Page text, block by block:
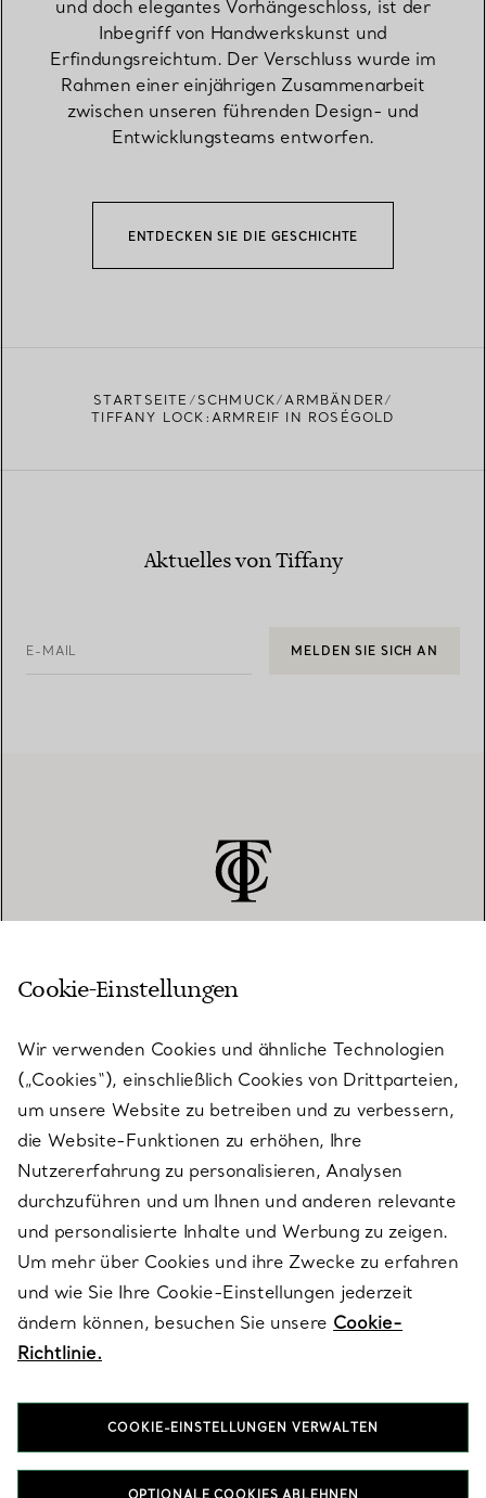
und doch elegantes Vorhängeschloss, ist der
Inbegriff von Handwerkskunst und
Erfindungsreichtum. Der Verschluss wurde im
Rahmen einer einjährigen Zusammenarbeit
zwischen unseren führenden Design- und
Entwicklungsteams entworfen.
ENTDECKEN SIE DIE GESCHICHTE
STARTSEITE SCHMUCK
ARMBÄNDER
TIFFANY LOCK:ARMREIF IN ROSÉGOLD
Aktuelles von Tiffany
E-MAIL MELDEN SIE SICH AN
KUNDENSERVICE
SERVICES
ÜBER TIFFANY & CO.
RECHTLICHE HINWEISE
FOLGEN SIE UNS
Cookie-Einstellungen
Wir verwenden Cookies und ähnliche Technologien
(„Cookies“), einschließlich Cookies von Drittparteien,
um unsere Website zu betreiben und zu verbessern,
die Website-Funktionen zu erhöhen, Ihre
Nutzererfahrung zu personalisieren, Analysen
durchzuführen und um Ihnen und anderen relevante
und personalisierte Inhalte und Werbung zu zeigen.
Um mehr über Cookies und ihre Zwecke zu erfahren
und wie Sie Ihre Cookie-Einstellungen jederzeit
ändern können, besuchen Sie unsere Cookie-
Richtlinie.
COOKIE-EINSTELLUNGEN VERWALTEN
OPTIONALE COOKIES ABLEHNEN